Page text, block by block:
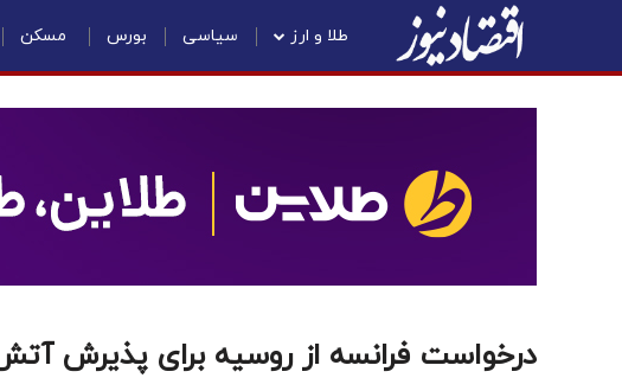
طلا و ارز سیاسی بورس مسکن
درخواست فرانسه از روسیه برای پذیرش آتش‌بس